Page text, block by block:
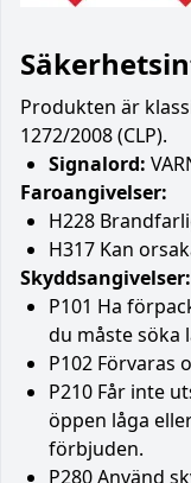
Produkten är
1272/2008 (CLP).
Signalord:
Faroangivelser:
H228
H317 Kan
Skyddsangivelser:
P101 Ha
du måste söka
P102 Förvaras
P210 Får inte
öppen låga
förbjuden.
P280 Använd